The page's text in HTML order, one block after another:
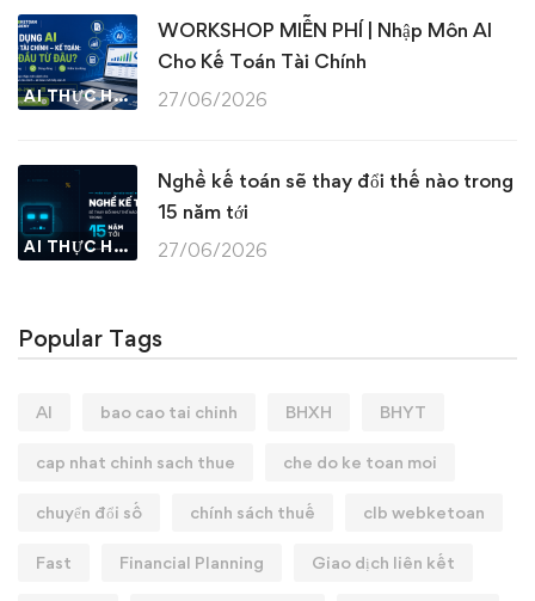
AI THỰC HÀNH
WORKSHOP MIỄN PHÍ | Nhập Môn AI
Cho Kế Toán Tài Chính
27/06/2026
AI THỰC HÀNH
Nghề kế toán sẽ thay đổi thế nào trong
15 năm tới
27/06/2026
Popular Tags
AI bao cao tai chinh BHXH BHYT
cap nhat chinh sach thue che do ke toan moi
chuyển đổi số chính sách thuế clb webketoan
Fast Financial Planning Giao dịch liên kết